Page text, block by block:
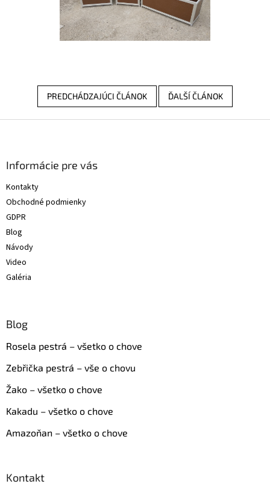
PREDCHÁDZAJÚCI ČLÁNOK ĎALŠÍ ČLÁNOK
Informácie pre vás
Kontakty
Obchodné podmienky
GDPR
Blog
Návody
Video
Galéria
Blog
Rosela pestrá – všetko o chove
Zebřička pestrá – vše o chovu
Žako – všetko o chove
Kakadu – všetko o chove
Amazoňan – všetko o chove
Kontakt